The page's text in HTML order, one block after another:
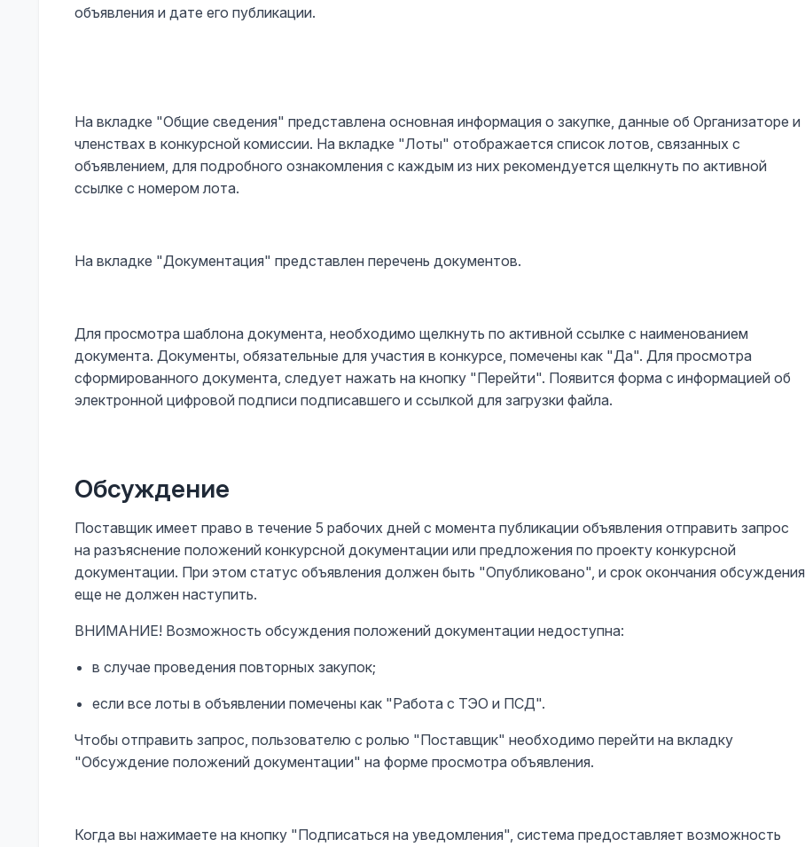
объявления и дате его публикации.
На вкладке "Общие сведения" представлена основная информация о закупке, данные об Организаторе и
членствах в конкурсной комиссии. На вкладке "Лоты" отображается список лотов, связанных с
объявлением, для подробного ознакомления с каждым из них рекомендуется щелкнуть по активной
ссылке с номером лота.
На вкладке "Документация" представлен перечень документов.
Для просмотра шаблона документа, необходимо щелкнуть по активной ссылке с наименованием
документа. Документы, обязательные для участия в конкурсе, помечены как "Да". Для просмотра
сформированного документа, следует нажать на кнопку "Перейти". Появится форма с информацией об
электронной цифровой подписи подписавшего и ссылкой для загрузки файла.
Обсуждение
Поставщик имеет право в течение 5 рабочих дней с момента публикации объявления отправить запрос
на разъяснение положений конкурсной документации или предложения по проекту конкурсной
документации. При этом статус объявления должен быть "Опубликовано", и срок окончания обсуждения
еще не должен наступить.
ВНИМАНИЕ! Возможность обсуждения положений документации недоступна:
в случае проведения повторных закупок;
если все лоты в объявлении помечены как "Работа с ТЭО и ПСД".
Чтобы отправить запрос, пользователю с ролью "Поставщик" необходимо перейти на вкладку
"Обсуждение положений документации" на форме просмотра объявления.
Когда вы нажимаете на кнопку "Подписаться на уведомления", система предоставляет возможность